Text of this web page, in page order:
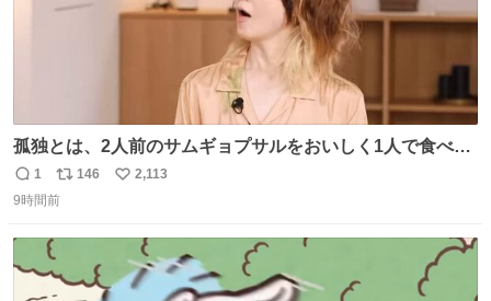
孤独とは、2人前のサムギョプサルをおいしく1人で食べる
ことである←好きすぎる
返
信
1
リ
ポ
ト
数
146
い
2,113
9時間前